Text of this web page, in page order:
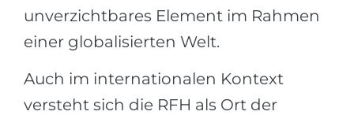
unverzichtbares Element im Rahmen
einer globalisierten Welt.
Auch im internationalen Kontext
versteht sich die RFH als Ort der